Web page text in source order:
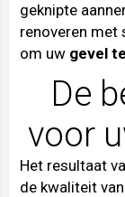
geknipte
renoveren met
om uw gevel
De
voor
Het resultaat
de kwaliteit